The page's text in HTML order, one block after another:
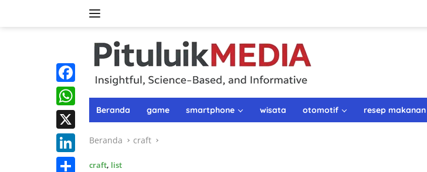
Beranda game smartphone wisata otomotif resep makanan
Beranda craft
craft, list
F
a
c
e
b
W
h
a
X
L